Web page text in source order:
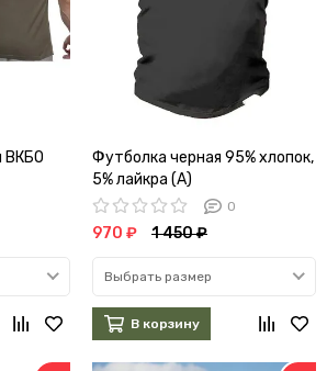
ВКБО
Футболка черная 95% хлопок,
5% лайкра (А)
0
970 ₽ 1 450 ₽
Выбрать размер
В корзину